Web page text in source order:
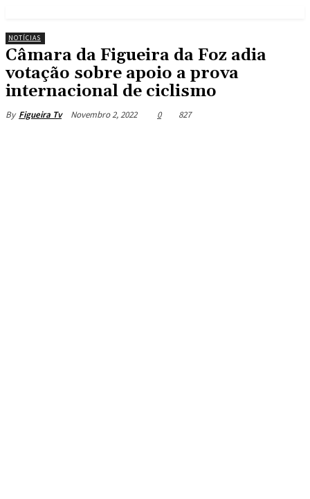
NOTÍCIAS
Câmara da Figueira da Foz adia
votação sobre apoio a prova
internacional de ciclismo
By Figueira Tv Novembro 2, 2022 0 827